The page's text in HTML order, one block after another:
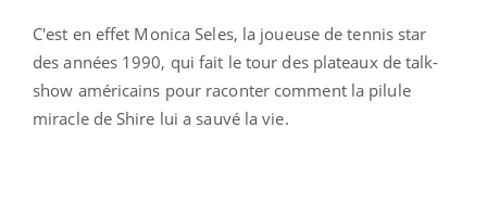
C'est en effet Monica Seles, la joueuse de tennis star
des années 1990, qui fait le tour des plateaux de talk-
show américains pour raconter comment la pilule
miracle de Shire lui a sauvé la vie.